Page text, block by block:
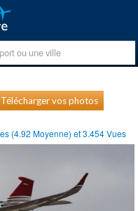
Télécharger vos photos
(4.92 Moyenne) et3.454Vues